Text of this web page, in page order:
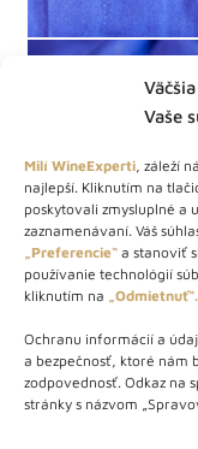
Vaše
Milí WineExperti, záleží
najlepší. Kliknutím na
poskytovali zmysluplné a
zaznamenávaní. Váš
„Preferencie“ a stanoviť
používanie technológií
kliknutím na „Odmietnuť“.
Ochranu informácií a
a bezpečnosť, ktoré nám
zodpovednosť. Odkaz na
stránky s názvom